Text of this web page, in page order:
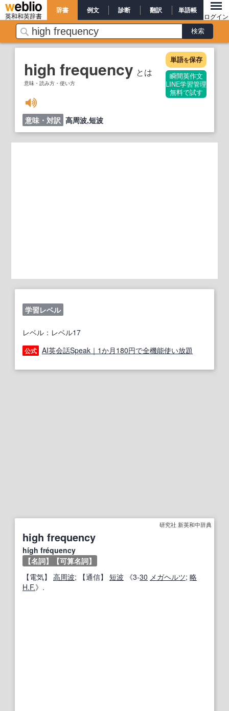
英和和英辞書
辞書 例文 診断 翻訳 単語帳
ログイン
high frequency とは
意味・読み方・使い方
単語を保存
瞬間英作文
LINE学習管理
無料で試す
意味・対訳 高周波,短波
学習レベル
レベル：レベル17
公式 AI英会話Speak｜1か月180円で全機能使い放題
研究社 新英和中辞典
high frequency
hígh fréquency
【名詞】
【可算名詞】
【電気】 高周波; 【通信】 短波 《3‐30 メガヘルツ; 略
H.F.》.